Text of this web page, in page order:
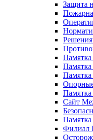
Защита
Памятка
Памятка
Сайт
Памятка
Филиал